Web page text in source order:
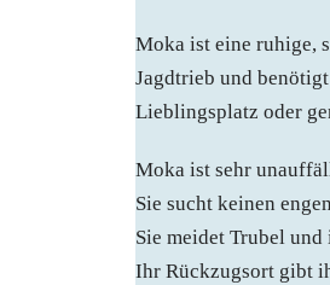
Moka ist eine ruhige,
Jagdtrieb und
Lieblingsplatz oder
Moka ist sehr
Sie sucht keinen
Sie meidet Trubel
Ihr Rückzugsort gibt